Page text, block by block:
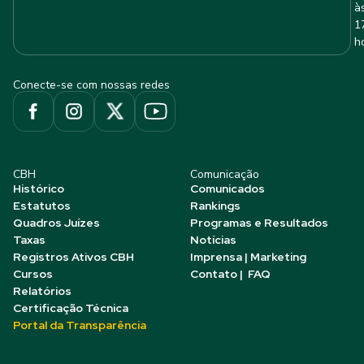
Conecte-se com nossas redes
CBH
Histórico
Estatutos
Quadros Juízes
Taxas
Registros Ativos CBH
Cursos
Relatórios
Certificação Técnica
Portal da Transparência
Comunicação
Comunicados
Rankings
Programas e Resultados
Notícias
Imprensa | Marketing
Contato | FAQ